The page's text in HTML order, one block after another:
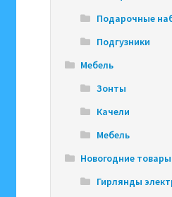
Подарочные
Подгузники
Мебель
Зонты
Качели
Мебель
Новогодние товары
Гирлянды